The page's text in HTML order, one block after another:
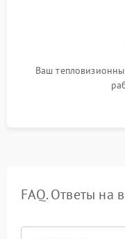
Ваш
FAQ. Ответы на